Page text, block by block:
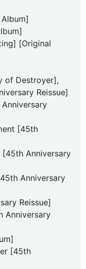
[Original
of Destroyer],
Reissue]
[45th
[45th Anniversary
Anniversary
Reissue]
Anniversary
[45th